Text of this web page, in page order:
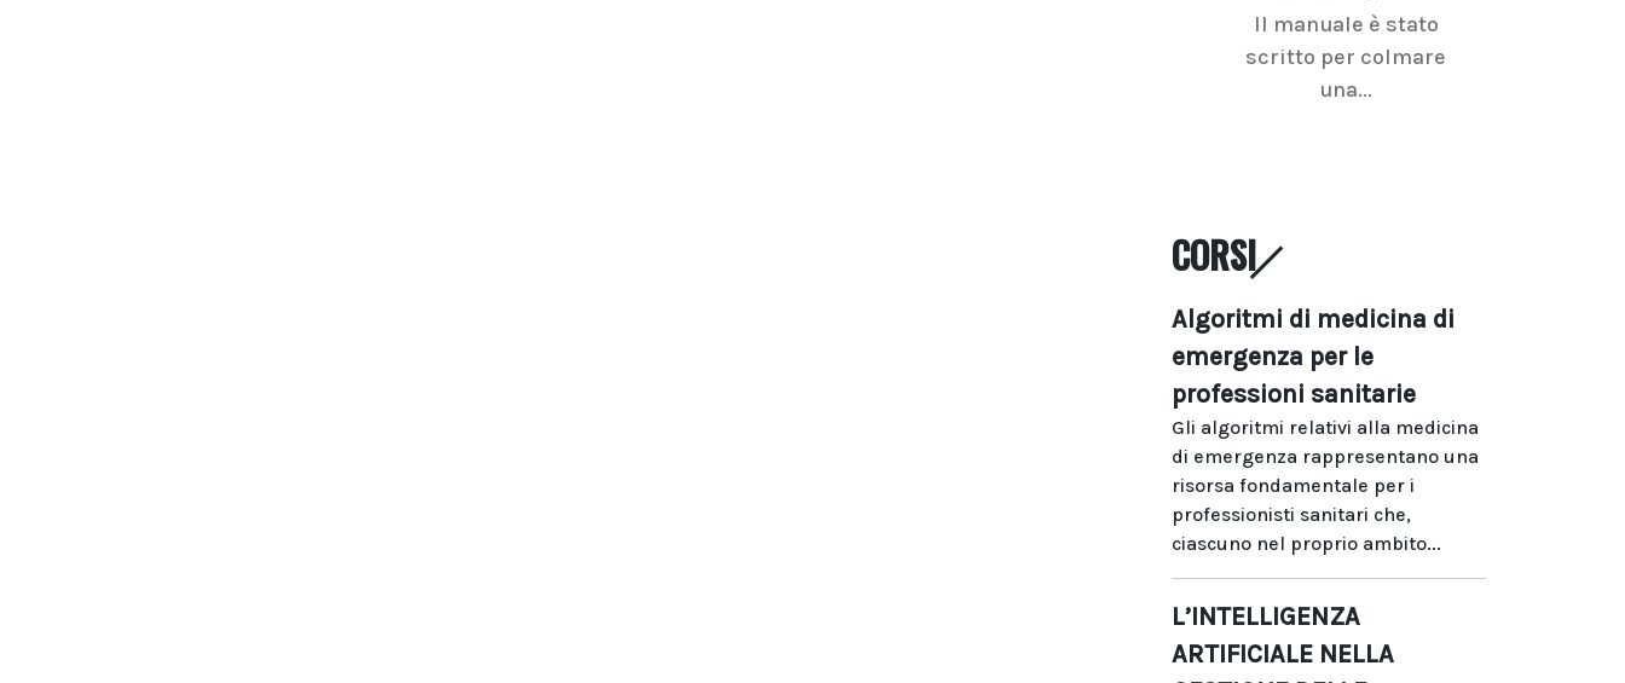
Il manuale è stato
scritto per colmare
una...
CORSI
Algoritmi di medicina di
emergenza per le
professioni sanitarie
Gli algoritmi relativi alla medicina
di emergenza rappresentano una
risorsa fondamentale per i
professionisti sanitari che,
ciascuno nel proprio ambito...
L’INTELLIGENZA
ARTIFICIALE NELLA